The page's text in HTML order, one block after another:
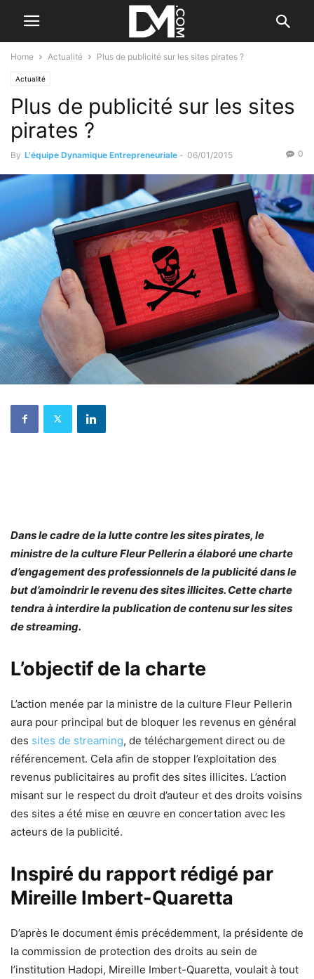
Home Actualité Plus de publicité sur les sites pirates ?
Actualité
Plus de publicité sur les sites
pirates ?
By L'équipe Dynamique Entrepreneuriale - 06/01/2015 0
Dans le cadre de la lutte contre les sites pirates, le
ministre de la culture Fleur Pellerin a élaboré une charte
d’engagement des professionnels de la publicité dans le
but d’amoindrir le revenu des sites illicites. Cette charte
tendra à interdire la publication de contenu sur les sites
de streaming.
L’objectif de la charte
L’action menée par la ministre de la culture Fleur Pellerin
aura pour principal but de bloquer les revenus en général
des sites de streaming, de téléchargement direct ou de
référencement. Cela afin de stopper l’exploitation des
revenus publicitaires au profit des sites illicites. L’action
misant sur le respect du droit d’auteur et des droits voisins
des sites a été mise en œuvre en concertation avec les
acteurs de la publicité.
Inspiré du rapport rédigé par
Mireille Imbert-Quaretta
D’après le document émis précédemment, la présidente de
la commission de protection des droits au sein de
l’institution Hadopi, Mireille Imbert-Quaretta, voulait à tout